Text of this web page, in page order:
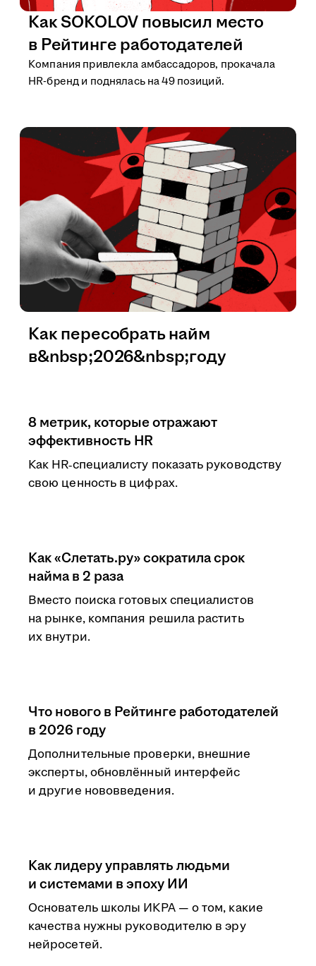
Как SOKOLOV повысил место
в Рейтинге работодателей
Компания привлекла амбассадоров, прокачала
HR-бренд и поднялась на 49 позиций.
Как пересобрать найм
в&nbsp;2026&nbsp;году
8 метрик, которые отражают
эффективность HR
Как HR‑специалисту показать руководству
свою ценность в цифрах.
Как «Слетать.ру» сократила срок
найма в 2 раза
Вместо поиска готовых специалистов
на рынке, компания решила растить
их внутри.
Что нового в Рейтинге работодателей
в 2026 году
Дополнительные проверки, внешние
эксперты, обновлённый интерфейс
и другие нововведения.
Как лидеру управлять людьми
и системами в эпоху ИИ
Основатель школы ИКРА — о том, какие
качества нужны руководителю в эру
нейросетей.